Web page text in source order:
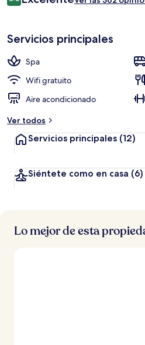
de8.6 de 10,
Servicios principales
Spa
Wifi gratuito
Aire acondicionado
Ver todos
Servicios principales (12)
Siéntete como en casa (6)
Lo mejor de esta